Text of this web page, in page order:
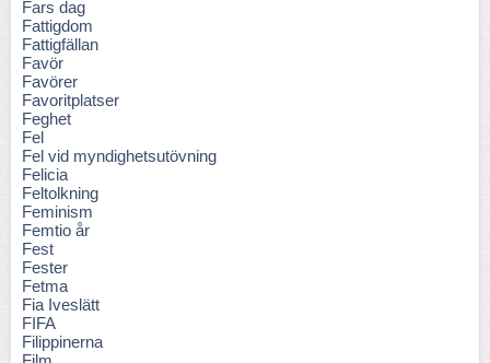
Fars dag
Fattigdom
Fattigfällan
Favör
Favörer
Favoritplatser
Feghet
Fel
Fel vid myndighetsutövning
Felicia
Feltolkning
Feminism
Femtio år
Fest
Fester
Fetma
Fia Iveslätt
FIFA
Filippinerna